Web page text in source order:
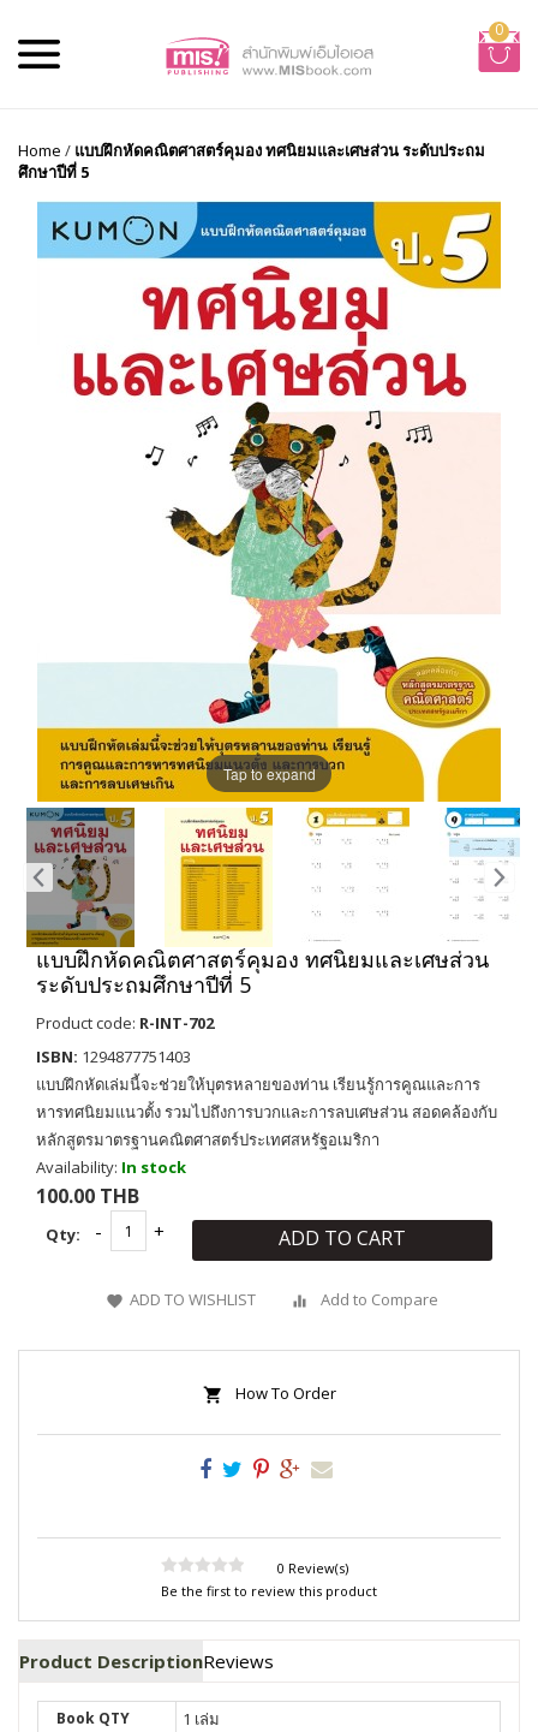
0
Home / แบบฝึกหัดคณิตศาสตร์คุมอง ทศนิยมและเศษส่วน ระดับประถม
ศึกษาปีที่ 5
Tap to expand
แบบฝึกหัดคณิตศาสตร์คุมอง ทศนิยมและเศษส่วน
ระดับประถมศึกษาปีที่ 5
Product code: R-INT-702
ISBN: 1294877751403
แบบฝึกหัดเล่มนี้จะช่วยให้บุตรหลายของท่าน เรียนรู้การคูณและการ
หารทศนิยมแนวตั้ง รวมไปถึงการบวกเเละการลบเศษส่วน สอดคล้องกับ
หลักสูตรมาตรฐานคณิตศาสตร์ประเทศสหรัฐอเมริกา
Availability: In stock
100.00 THB
Qty: ADD TO CART
ADD TO WISHLIST Add to Compare
How To Order
0 Review(s)
Be the first to review this product
Product DescriptionReviews
Book QTY 1 เล่ม